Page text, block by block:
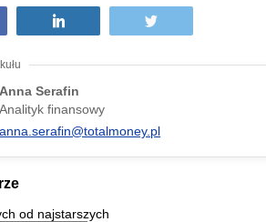
Anna Serafin
Analityk finansowy
anna.serafin@totalmoney.pl
od najstarszych